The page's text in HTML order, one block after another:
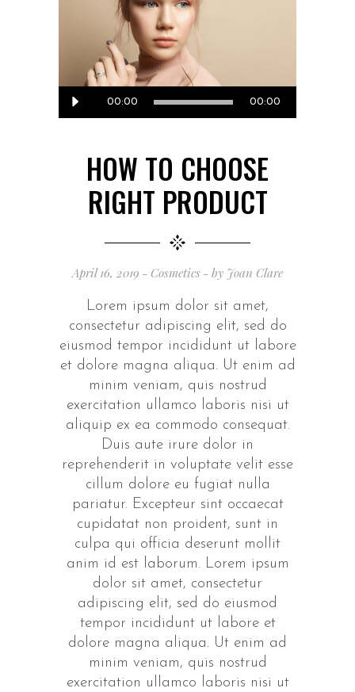
Audio
Player
00:00 00:00
HOW TO CHOOSE
RIGHT PRODUCT
April 16, 2019 Cosmetics by Joan Clare
Lorem ipsum dolor sit amet,
consectetur adipiscing elit, sed do
eiusmod tempor incididunt ut labore
et dolore magna aliqua. Ut enim ad
minim veniam, quis nostrud
exercitation ullamco laboris nisi ut
aliquip ex ea commodo consequat.
Duis aute irure dolor in
reprehenderit in voluptate velit esse
cillum dolore eu fugiat nulla
pariatur. Excepteur sint occaecat
cupidatat non proident, sunt in
culpa qui officia deserunt mollit
anim id est laborum. Lorem ipsum
dolor sit amet, consectetur
adipiscing elit, sed do eiusmod
tempor incididunt ut labore et
dolore magna aliqua. Ut enim ad
minim veniam, quis nostrud
exercitation ullamco laboris nisi ut